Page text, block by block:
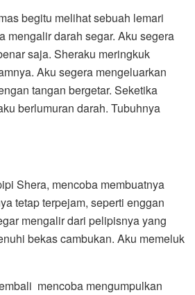
begitu melihat sebuah lemari
mengalir darah segar. Aku segera
saja. Sheraku meringkuk
Aku segera mengeluarkan
tangan bergetar. Seketika
berlumuran darah. Tubuhnya
Shera, mencoba membuatnya
tetap terpejam, seperti enggan
mengalir dari pelipisnya yang
bekas cambukan. Aku memeluk
mencoba mengumpulkan